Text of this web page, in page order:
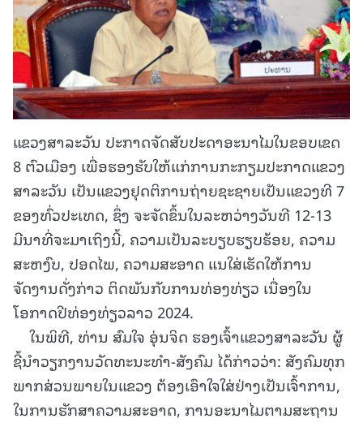
ແຂວງສາລະວັນ ປະກາດຈັດສັບປະດາອະນາໄມໃນຂອບເຂດ
8 ຕົວເມືອງ ເພື່ອຮອງຮັບໃຫ້ແກ່ການກະກຽມປະກາດແຂວງ
ສາລະວັນ ເປັນແຂວງຢຸດຕິການຖ່າຍຊະຊາຍເປັນແຂວງທີ 7
ຂອງທົ່ວປະເທດ, ຊຶ່ງ ຈະຈັດຂຶ້ນໃນລະຫວ່າງວັນທີ 12-13
ມີນາທີ່ຈະມາເຖິງນີ້, ຄວາມເປັນລະບຽບຮຽບຮ້ອຍ, ຄວາມ
ສະຫງົບ, ປອດໄພ, ຄວາມສະອາດ ແນໃສ່ເຮັດໃຫ້ການ
ຈັດງານດັ່ງກ່າວ ຕິດພັນກັບການທ່ອງທ່ຽວ ເນື່ອງໃນ
ໂອກາດປີທ່ອງທ່ຽວລາວ 2024.
ໃນພິທີ, ທ່ານ ສົມໃຈ ອຸ່ນຈິດ ຮອງເຈົ້າແຂວງສາລະວັນ ຜູ້
ຊີ້ນຳວຽກງານວັດທະນະທໍາ-ສັງຄົມ ໄດ້ກ່າວວ່າ: ສັງຄົມທຸກ
ພາກສ່ວນພາຍໃນແຂວງ ຕ້ອງເອົາໃຈໃສ່ຢ່າງເປັນເຈົ້າການ,
ໃນການຮັກສາຄວາມສະອາດ, ການອະນາໄມຕາມສະຖານ